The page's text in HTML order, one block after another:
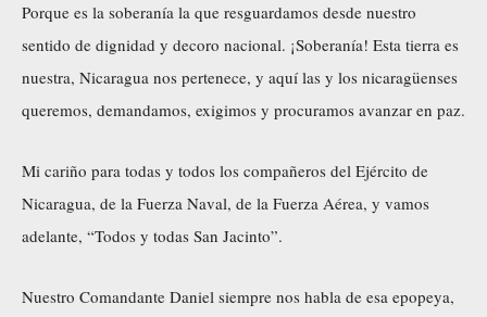
Porque es la soberanía la que resguardamos desde nuestro
sentido de dignidad y decoro nacional. ¡Soberanía! Esta tierra es
nuestra, Nicaragua nos pertenece, y aquí las y los nicaragüenses
queremos, demandamos, exigimos y procuramos avanzar en paz.
Mi cariño para todas y todos los compañeros del Ejército de
Nicaragua, de la Fuerza Naval, de la Fuerza Aérea, y vamos
adelante, “Todos y todas San Jacinto”.
Nuestro Comandante Daniel siempre nos habla de esa epopeya,